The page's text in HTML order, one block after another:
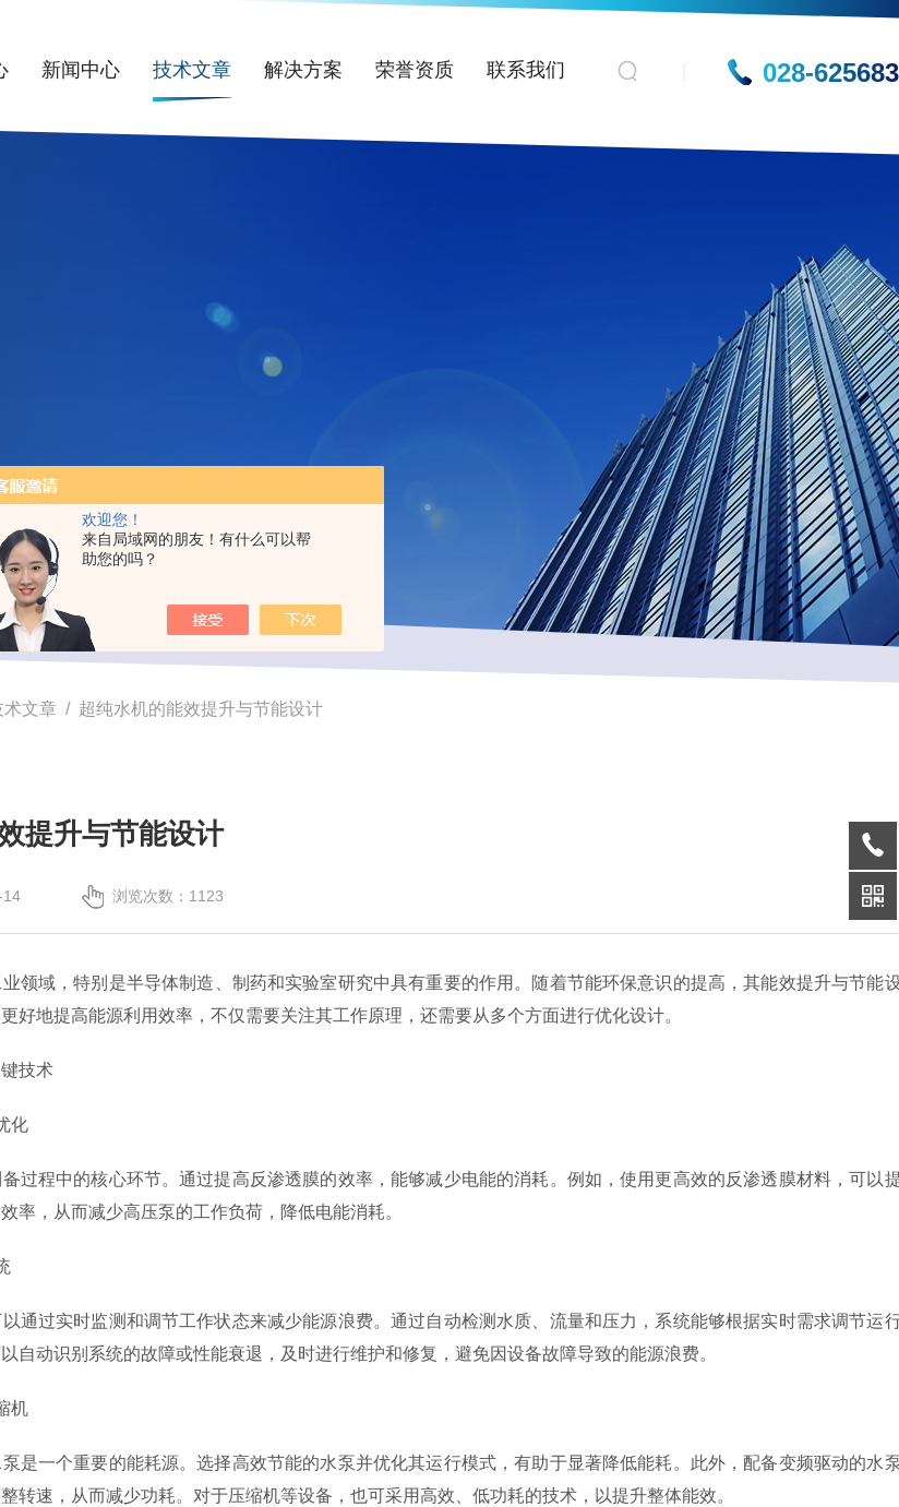
欢迎您！
来自局域网的朋友！有什么可以帮
助您的吗？
028-
新闻中心 技术文章 解决方案 荣誉资质 联系我们
术文章 / 超纯水机的能效提升与节能设计
提升与节能设计
14 浏览次数：1123
领域，特别是半导体制造、制药和实验室研究中具有重要的作用。随着节能环保意识的提高，其能效提升与节能
好地提高能源利用效率，不仅需要关注其工作原理，还需要从多个方面进行优化设计。
技术
化
程中的核心环节。通过提高反渗透膜的效率，能够减少电能的消耗。例如，使用更高效的反渗透膜材料，可以
率，从而减少高压泵的工作负荷，降低电能消耗。
过实时监测和调节工作状态来减少能源浪费。通过自动检测水质、流量和压力，系统能够根据实时需求调节运
自动识别系统的故障或性能衰退，及时进行维护和修复，避免因设备故障导致的能源浪费。
机
一个重要的能耗源。选择高效节能的水泵并优化其运行模式，有助于显著降低能耗。此外，配备变频驱动的水
转速，从而减少功耗。对于压缩机等设备，也可采用高效、低功耗的技术，以提升整体能效。